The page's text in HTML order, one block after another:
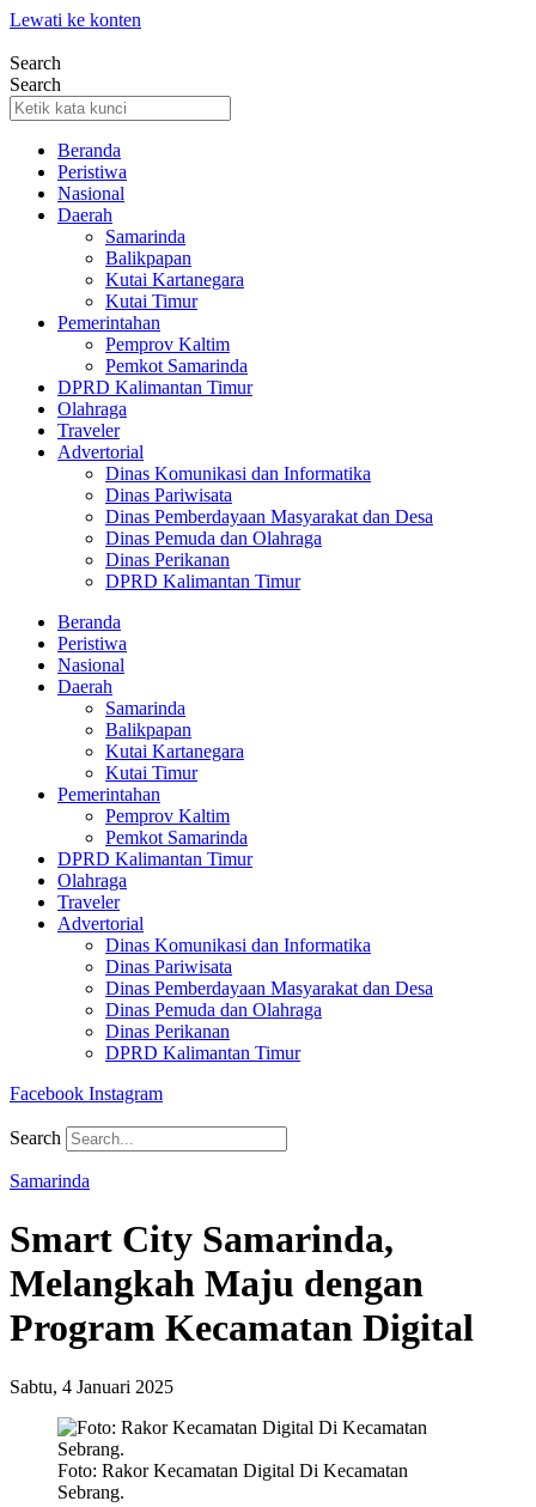
Lewati ke konten
Search
Search
Beranda
Peristiwa
Nasional
Daerah
Samarinda
Balikpapan
Kutai Kartanegara
Kutai Timur
Pemerintahan
Pemprov Kaltim
Pemkot Samarinda
DPRD Kalimantan Timur
Olahraga
Traveler
Advertorial
Dinas Komunikasi dan Informatika
Dinas Pariwisata
Dinas Pemberdayaan Masyarakat dan Desa
Dinas Pemuda dan Olahraga
Dinas Perikanan
DPRD Kalimantan Timur
Beranda
Peristiwa
Nasional
Daerah
Samarinda
Balikpapan
Kutai Kartanegara
Kutai Timur
Pemerintahan
Pemprov Kaltim
Pemkot Samarinda
DPRD Kalimantan Timur
Olahraga
Traveler
Advertorial
Dinas Komunikasi dan Informatika
Dinas Pariwisata
Dinas Pemberdayaan Masyarakat dan Desa
Dinas Pemuda dan Olahraga
Dinas Perikanan
DPRD Kalimantan Timur
Facebook Instagram
Search
Samarinda
Smart City Samarinda,
Melangkah Maju dengan
Program Kecamatan Digital
Sabtu, 4 Januari 2025
Foto: Rakor Kecamatan Digital Di Kecamatan
Sebrang.